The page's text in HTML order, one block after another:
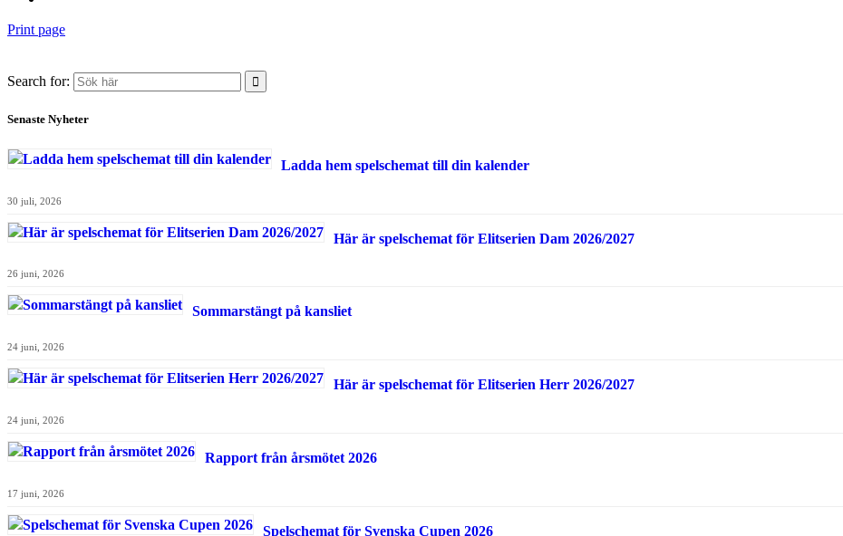
Print page
Search for:
Senaste Nyheter
Ladda hem spelschemat till din kalender
30 juli, 2026
Här är spelschemat för Elitserien Dam 2026/2027
26 juni, 2026
Sommarstängt på kansliet
24 juni, 2026
Här är spelschemat för Elitserien Herr 2026/2027
24 juni, 2026
Rapport från årsmötet 2026
17 juni, 2026
Spelschemat för Svenska Cupen 2026